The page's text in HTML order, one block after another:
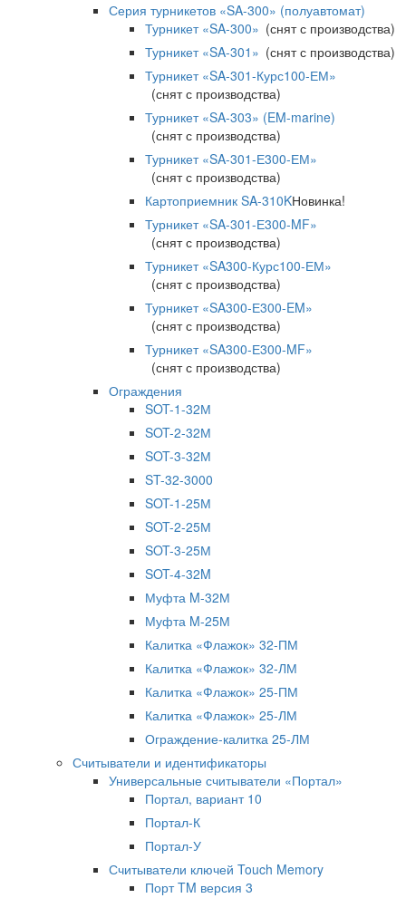
Серия турникетов «SA-300» (полуавтомат)
Турникет «SA-300» (снят с производства)
Турникет «SA-301» (снят с производства)
Турникет «SA-301-Курс100-ЕМ»
(снят с производства)
Турникет «SA-303» (EM-marine)
(снят с производства)
Турникет «SA-301-Е300-ЕМ»
(снят с производства)
Картоприемник SA-310KНовинка!
Турникет «SA-301-Е300-MF»
(снят с производства)
Турникет «SA300-Курс100-ЕМ»
(снят с производства)
Турникет «SA300-Е300-EM»
(снят с производства)
Турникет «SA300-Е300-MF»
(снят с производства)
Ограждения
SOT-1-32М
SOT-2-32М
SOT-3-32М
ST-32-3000
SOT-1-25М
SOT-2-25М
SOT-3-25М
SOT-4-32M
Муфта M-32М
Муфта M-25М
Калитка «Флажок» 32-ПМ
Калитка «Флажок» 32-ЛМ
Калитка «Флажок» 25-ПМ
Калитка «Флажок» 25-ЛМ
Ограждение-калитка 25-ЛМ
Считыватели и идентификаторы
Универсальные считыватели «Портал»
Портал, вариант 10
Портал-К
Портал-У
Считыватели ключей Touch Memory
Порт TM версия 3